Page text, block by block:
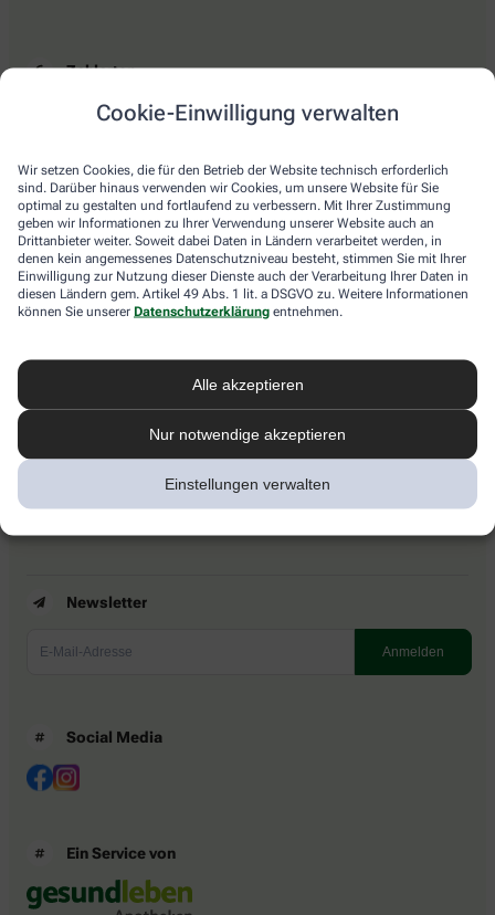
Cookie-Einwilligung verwalten
Wir setzen Cookies, die für den Betrieb der Website technisch erforderlich
sind. Darüber hinaus verwenden wir Cookies, um unsere Website für Sie
optimal zu gestalten und fortlaufend zu verbessern. Mit Ihrer Zustimmung
geben wir Informationen zu Ihrer Verwendung unserer Website auch an
Drittanbieter weiter. Soweit dabei Daten in Ländern verarbeitet werden, in
denen kein angemessenes Datenschutzniveau besteht, stimmen Sie mit Ihrer
Einwilligung zur Nutzung dieser Dienste auch der Verarbeitung Ihrer Daten in
diesen Ländern gem. Artikel 49 Abs. 1 lit. a DSGVO zu. Weitere Informationen
können Sie unserer Datenschutzerklärung entnehmen.
Alle akzeptieren
Nur notwendige akzeptieren
Einstellungen verwalten
Zahlarten
Bar oder mit einer anderen akzeptierten Zahlungsart Ihrer Apotheke vor Ort.
Lieferarten
Abholung in der Apotheke
Botendienstlieferung
apotheke.com Informationen
Newsletter
Barrierefreiheitserklärung
Newsletter
Social Media
Ein Service von